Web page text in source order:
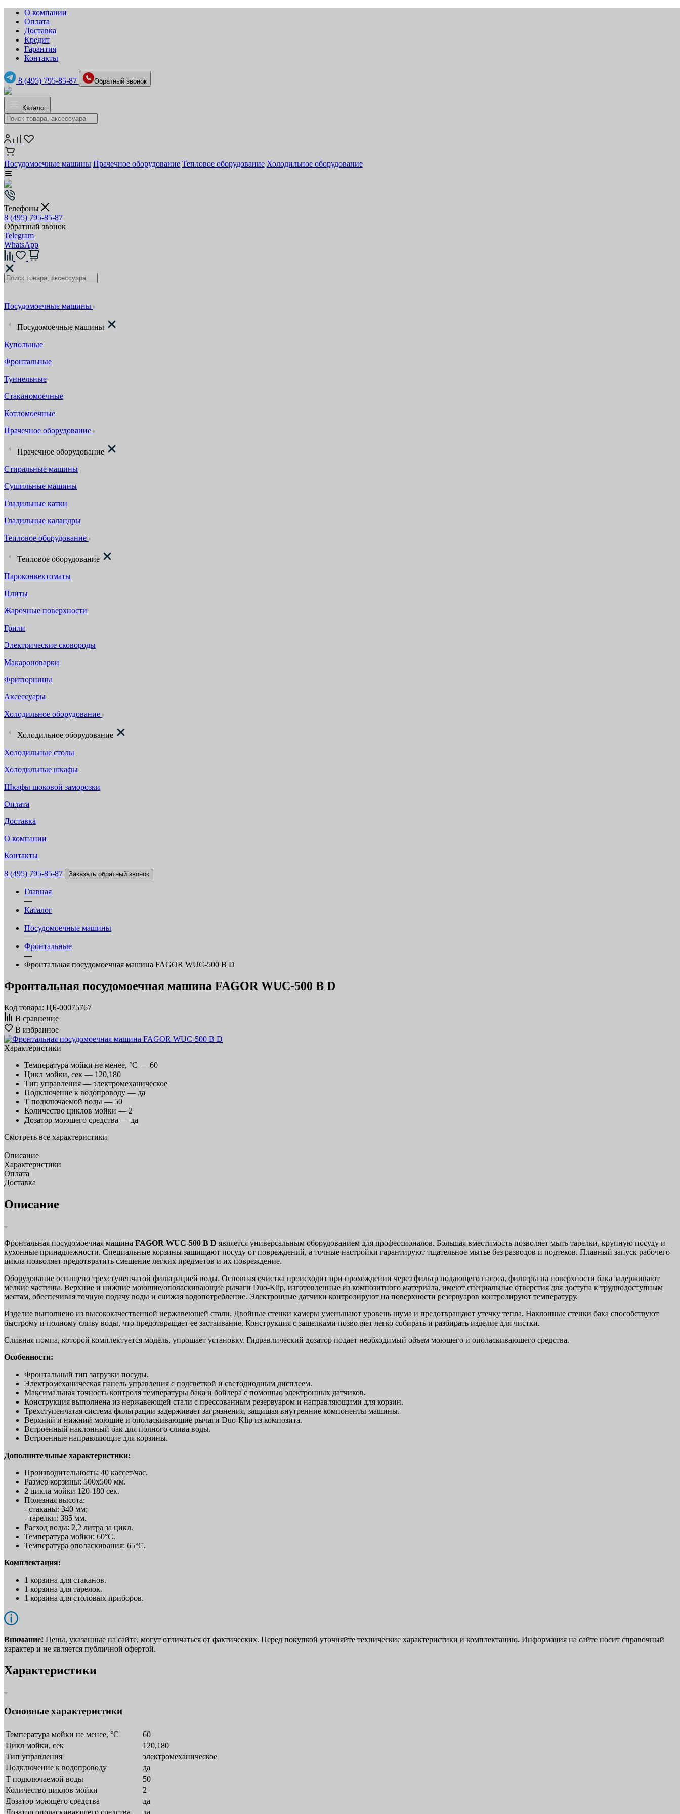
О компании
Оплата
Доставка
Кредит
Гарантия
Контакты
8 (495) 795-85-87 Обратный звонок
Каталог
Посудомоечные машины Прачечное оборудование Тепловое оборудование Холодильное оборудование
Телефоны
8 (495) 795-85-87
Обратный звонок
Telegram
WhatsApp
Посудомоечные машины
Посудомоечные машины
Купольные
Фронтальные
Туннельные
Стаканомоечные
Котломоечные
Прачечное оборудование
Прачечное оборудование
Стиральные машины
Сушильные машины
Гладильные катки
Гладильные каландры
Тепловое оборудование
Тепловое оборудование
Пароконвектоматы
Плиты
Жарочные поверхности
Грили
Электрические сковороды
Макароноварки
Фритюрницы
Аксессуары
Холодильное оборудование
Холодильное оборудование
Холодильные столы
Холодильные шкафы
Шкафы шоковой заморозки
Оплата
Доставка
О компании
Контакты
8 (495) 795-85-87 Заказать обратный звонок
Главная
—
Каталог
—
Посудомоечные машины
—
Фронтальные
—
Фронтальная посудомоечная машина FAGOR WUC-500 B D
Фронтальная посудомоечная машина FAGOR WUC-500 B D
Код товара: ЦБ-00075767
В сравнение
В избранное
Характеристики
Температура мойки не менее, °С — 60
Цикл мойки, сек — 120,180
Тип управления — электромеханическое
Подключение к водопроводу — да
T подключаемой воды — 50
Количество циклов мойки — 2
Дозатор моющего средства — да
Смотреть все характеристики
Описание
Характеристики
Оплата
Доставка
Описание
Фронтальная посудомоечная машина FAGOR WUC-500 B D является универсальным оборудованием для профессионалов. Большая вместимость позволяет мыть тарелки, крупную посуду и
кухонные принадлежности. Специальные корзины защищают посуду от повреждений, а точные настройки гарантируют тщательное мытье без разводов и подтеков. Плавный запуск рабочего
цикла позволяет предотвратить смещение легких предметов и их повреждение.
Оборудование оснащено трехступенчатой фильтрацией воды. Основная очистка происходит при прохождении через фильтр подающего насоса, фильтры на поверхности бака задерживают
мелкие частицы. Верхние и нижние моющие/ополаскивающие рычаги Duo-Klip, изготовленные из композитного материала, имеют специальные отверстия для доступа к труднодоступным
местам, обеспечивая точную подачу воды и снижая водопотребление. Электронные датчики контролируют на поверхности резервуаров контролируют температуру.
Изделие выполнено из высококачественной нержавеющей стали. Двойные стенки камеры уменьшают уровень шума и предотвращают утечку тепла. Наклонные стенки бака способствуют
быстрому и полному сливу воды, что предотвращает ее застаивание. Конструкция с защелками позволяет легко собирать и разбирать изделие для чистки.
Сливная помпа, которой комплектуется модель, упрощает установку. Гидравлический дозатор подает необходимый объем моющего и ополаскивающего средства.
Особенности:
Фронтальный тип загрузки посуды.
Электромеханическая панель управления с подсветкой и светодиодным дисплеем.
Максимальная точность контроля температуры бака и бойлера с помощью электронных датчиков.
Конструкция выполнена из нержавеющей стали с прессованным резервуаром и направляющими для корзин.
Трехступенчатая система фильтрации задерживает загрязнения, защищая внутренние компоненты машины.
Верхний и нижний моющие и ополаскивающие рычаги Duo-Klip из композита.
Встроенный наклонный бак для полного слива воды.
Встроенные направляющие для корзины.
Дополнительные характеристики:
Производительность: 40 кассет/час.
Размер корзины: 500x500 мм.
2 цикла мойки 120-180 сек.
Полезная высота:
- стаканы: 340 мм;
- тарелки: 385 мм.
Расход воды: 2,2 литра за цикл.
Температура мойки: 60°C.
Температура ополаскивания: 65°C.
Комплектация:
1 корзина для стаканов.
1 корзина для тарелок.
1 корзина для столовых приборов.
Внимание! Цены, указанные на сайте, могут отличаться от фактических. Перед покупкой уточняйте технические характеристики и комплектацию. Информация на сайте носит справочный
характер и не является публичной офертой.
Характеристики
Основные характеристики
Температура мойки не менее, °С
60
Цикл мойки, сек
120,180
Тип управления
электромеханическое
Подключение к водопроводу
да
T подключаемой воды
50
Количество циклов мойки
2
Дозатор моющего средства
да
Дозатор ополаскивающего средства
да